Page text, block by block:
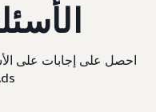
احصل على إجابات على